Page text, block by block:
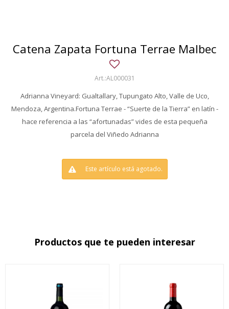
Catena Zapata Fortuna Terrae Malbec
AL000031
Adrianna Vineyard: Gualtallary, Tupungato Alto, Valle de Uco,
Mendoza, Argentina.Fortuna Terrae - “Suerte de la Tierra” en latín -
hace referencia a las “afortunadas” vides de esta pequeña
parcela del Viñedo Adrianna
Este artículo está agotado.
Productos que te pueden interesar